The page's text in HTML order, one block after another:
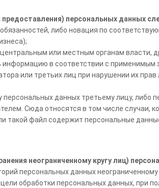
персональных данных
либо новация по
или местным органам власти,
в соответствии с применимым
или третьих лиц при нарушении их прав
данных третьему лицу, либо
Сюда относятся в том числе случаи,
такой файл содержит персональные
неограниченному кругу лиц)
персональных данных неограниченному
обработки персональных данных, при